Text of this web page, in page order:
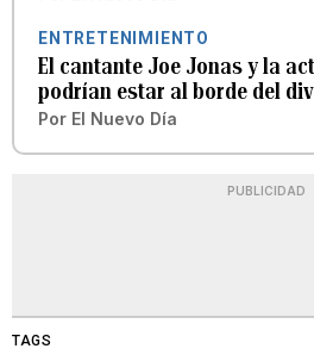
ENTRETENIMIENTO
El cantante Joe Jonas y la
podrían estar al borde del
Por El Nuevo Día
PUBLICIDAD
TAGS